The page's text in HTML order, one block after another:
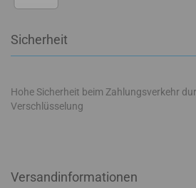
Sicherheit
Hohe Sicherheit beim Zahlungsverkehr
Verschlüsselung
Versandinformationen